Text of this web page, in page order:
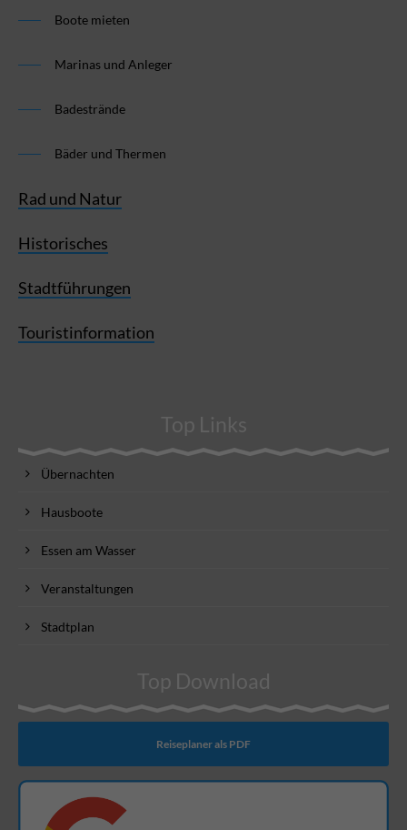
Boote mieten
Marinas und Anleger
Badestrände
Bäder und Thermen
Rad und Natur
Historisches
Stadtführungen
Touristinformation
Top Links
Übernachten
Hausboote
Essen am Wasser
Veranstaltungen
Stadtplan
Top Download
Reiseplaner als PDF